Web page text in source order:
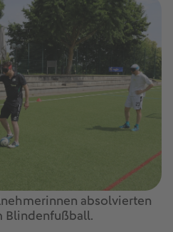
absolvierten
Blindenfußball.